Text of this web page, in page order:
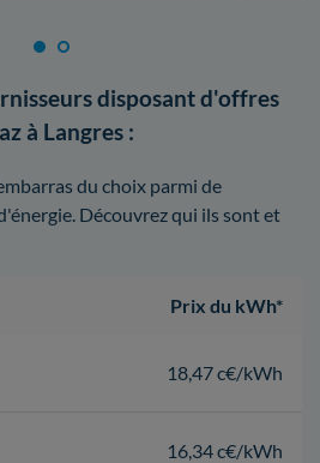
disposant d'offres
à Langres :
du choix parmi de
Découvrez qui ils sont et
Prix du kWh*
18,47 c€/kWh
16,34 c€/kWh